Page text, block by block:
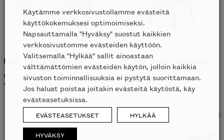
Neil Twist nojatuoli
MDF ITALIA
ALK. 3584€
Aston pieni nojatuoli
MINOTTI
Käytämme verkkosivustollamme evästeitä
käyttökokemuksesi optimoimiseksi.
Napsauttamalla "Hyväksy" suostut kaikkien
verkkosivustomme evästeiden käyttöön.
Valitsemalla "Hylkää" sallit ainoastaan
välttämättömien evästeiden käytön, jolloin kaikkia
sivuston toiminnallisuuksia ei pystytä suorittamaan.
Jos haluat poistaa joitakin evästeitä käytöstä, käy
evästeasetuksissa.
EVÄSTEASETUKSET HYLKÄÄ
HYVÄKSY